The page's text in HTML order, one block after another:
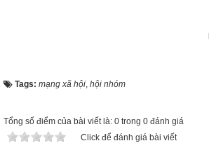
Tags: mạng xã hội, hội nhóm
Tổng số điểm của bài viết là: 0 trong 0 đánh giá
Click để đánh giá bài viết